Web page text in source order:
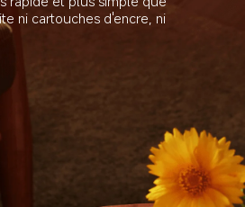
ni cartouches d'encre, ni